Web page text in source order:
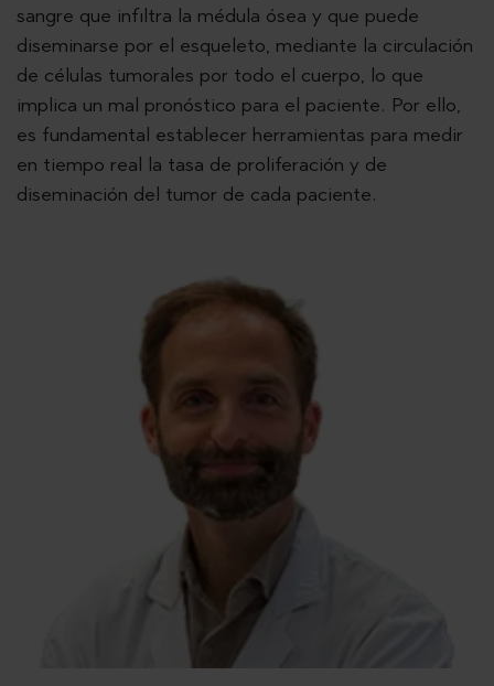
sangre que infiltra la médula ósea y que puede
diseminarse por el esqueleto, mediante la circulación
de células tumorales por todo el cuerpo, lo que
implica un mal pronóstico para el paciente. Por ello,
es fundamental establecer herramientas para medir
en tiempo real la tasa de proliferación y de
diseminación del tumor de cada paciente.